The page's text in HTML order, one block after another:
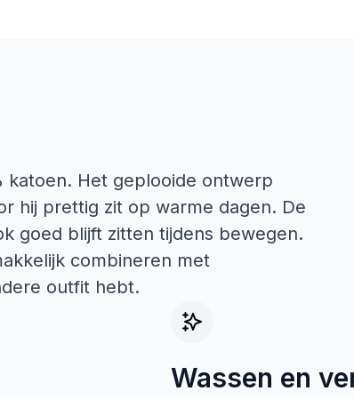
katoen. Het geplooide ontwerp
hij prettig zit op warme dagen. De
goed blijft zitten tijdens bewegen.
combineren met
outfit hebt.
Wassen en